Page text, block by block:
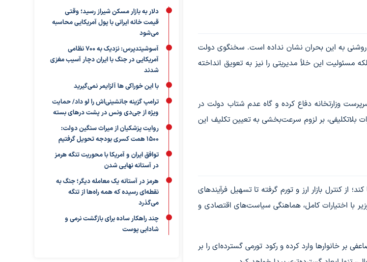
روشنی به این بحران نشان نداده است. سخنگوی دولت
مسئولیت این خلأ مدیریتی را نیز به تعویق انداخته
وزارتخانه دفاع کرده و گاه عدم شتاب دولت در
بلاتکلیفی، بر لزوم سرعت‌بخشی به تعیین تکلیف این
از کنترل بازار ارز و تورم گرفته تا تسهیل فرآیندهای
با اختیارات کامل، هماهنگی سیاست‌های اقتصادی و
بر خانوارها وارد کرده و رکود تورمی گسترده‌ای را بر
دلار به بازار مسکن شیراز رسید؛ وقتی
قیمت خانه ایرانی با پول آمریکایی محاسبه
می‌شود
آسوشیتدپرس: نزدیک به ۷۰۰ نظامی
آمریکایی در جنگ با ایران دچار آسیب مغزی
شدند
با این خوراکی ها آلزایمر نمی‌گیرید
ترامپ گزینه جانشینی‌اش را لو داد/ حمایت
ویژه از جی‌دی ونس در پشت درهای بسته
روایت پزشکیان از میراث سنگین دولت:
۱۵۰۰ همت کسری بودجه تحویل گرفتیم
توافق ایران و آمریکا با محوریت تنگه هرمز
در آستانه نهایی شدن
هرمز در آستانه یک معامله دیگر؛ جنگ به
نقطه‌ای رسیده که همه راه‌ها از تنگه
می‌گذرد
چند راهکار ساده برای بازگشت نرمی و
شادابی پوست